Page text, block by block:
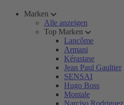
Marken
Alle anzeigen
Top Marken
Lancôme
Armani
Kérastase
Jean Paul Gaultier
SENSAI
Hugo Boss
Montale
Narciso Rodriguez